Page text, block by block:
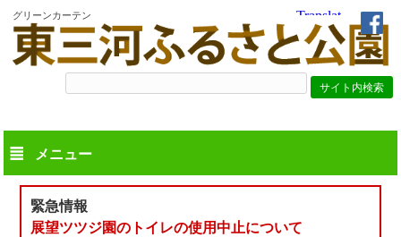
グリーンカーテン
メニュー
緊急情報
展望ツツジ園のトイレの使用中止について